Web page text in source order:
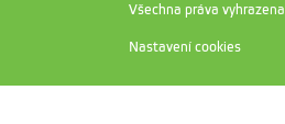
Všechna práva vyhrazena
Nastavení cookies